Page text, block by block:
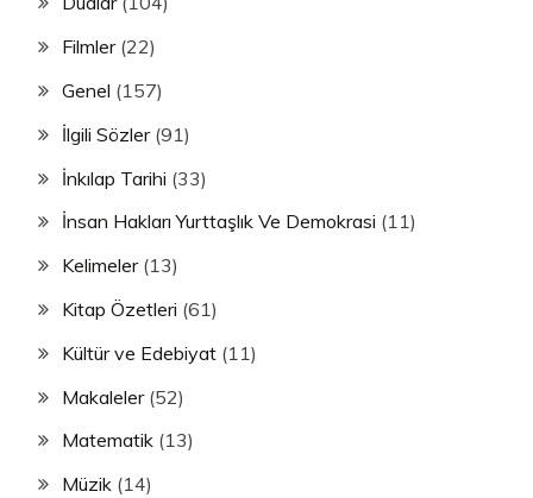
Filmler(22)
Genel (157)
İlgili Sözler(91)
İnkılap Tarihi (33)
İnsan Hakları Yurttaşlık Ve Demokrasi (11)
Kelimeler(13)
Kitap Özetleri (61)
Kültür ve Edebiyat (11)
Makaleler(52)
Matematik (13)
Müzik (14)